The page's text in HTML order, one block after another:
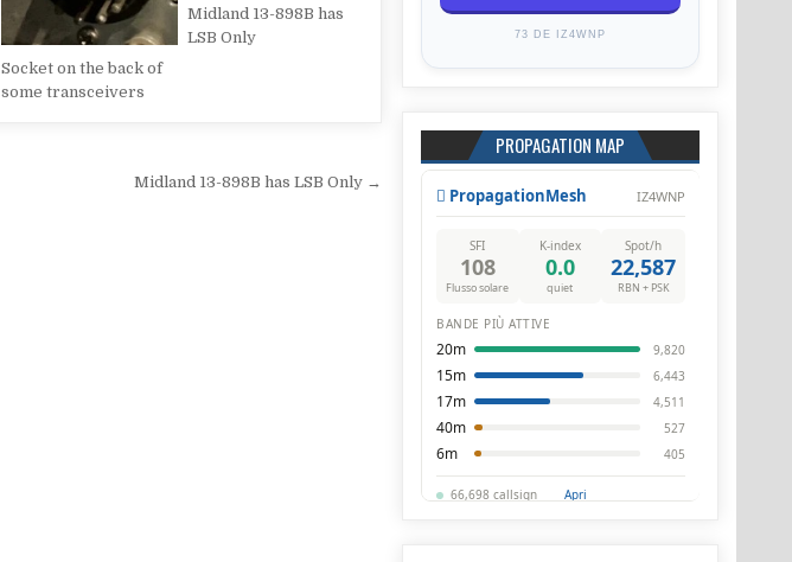
Socket on the back of
some transceivers
Midland 13-898B has
LSB Only
Midland 13-898B has LSB Only →
73 DE IZ4WNP
PROPAGATION MAP